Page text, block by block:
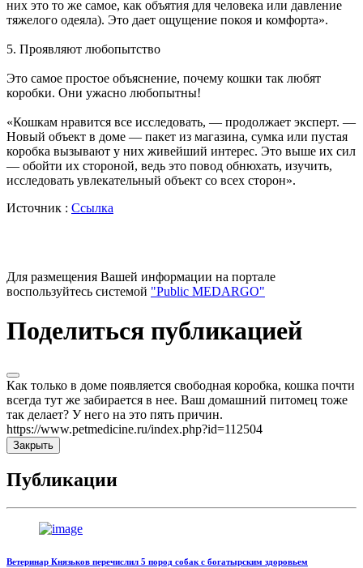
них это то же самое, как объятия для человека или давление
тяжелого одеяла). Это дает ощущение покоя и комфорта».
5. Проявляют любопытство
Это самое простое объяснение, почему кошки так любят
коробки. Они ужасно любопытны!
«Кошкам нравится все исследовать, — продолжает эксперт. —
Новый объект в доме — пакет из магазина, сумка или пустая
коробка вызывают у них живейший интерес. Это выше их сил
— обойти их стороной, ведь это повод обнюхать, изучить,
исследовать увлекательный объект со всех сторон».
Источник : Ссылка
Для размещения Вашей информации на портале
воспользуйтесь системой "Public MEDARGO"
Поделиться публикацией
Как только в доме появляется свободная коробка, кошка почти
всегда тут же забирается в нее. Ваш домашний питомец тоже
так делает? У него на это пять причин.
https://www.petmedicine.ru/index.php?id=112504
Закрыть
Публикации
Ветеринар Князьков перечислил 5 пород собак с богатырским здоровьем